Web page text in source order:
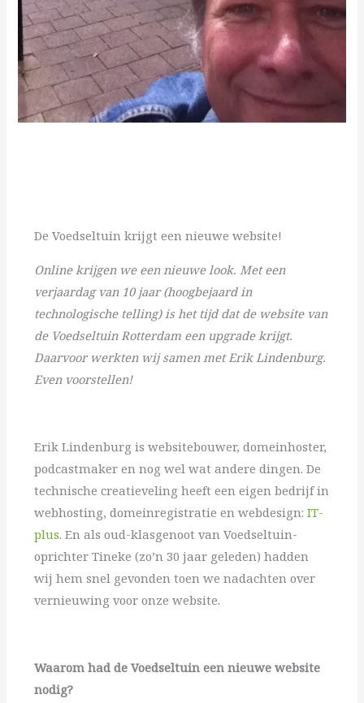
De Voedseltuin krijgt een nieuwe website!
Online krijgen we een nieuwe look. Met een
verjaardag van 10 jaar (hoogbejaard in
technologische telling) is het tijd dat de website van
de Voedseltuin Rotterdam een upgrade krijgt.
Daarvoor werkten wij samen met Erik Lindenburg.
Even voorstellen!
Erik Lindenburg is websitebouwer, domeinhoster,
podcastmaker en nog wel wat andere dingen. De
technische creatieveling heeft een eigen bedrijf in
webhosting, domeinregistratie en webdesign:IT-
plus. En als oud-klasgenoot van Voedseltuin-
oprichter Tineke (zo’n 30 jaar geleden) hadden
wij hem snel gevonden toen we nadachten over
vernieuwing voor onze website.
Waarom had de Voedseltuin een nieuwe website
nodig?